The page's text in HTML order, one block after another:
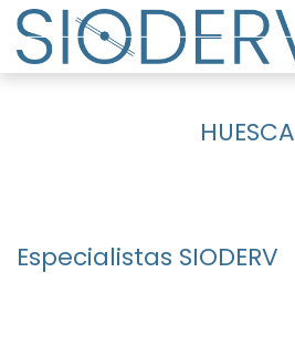
Ir al contenido
HUESCA
Especialistas SIODERV